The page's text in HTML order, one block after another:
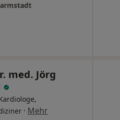
med. Jörg
· Mehr